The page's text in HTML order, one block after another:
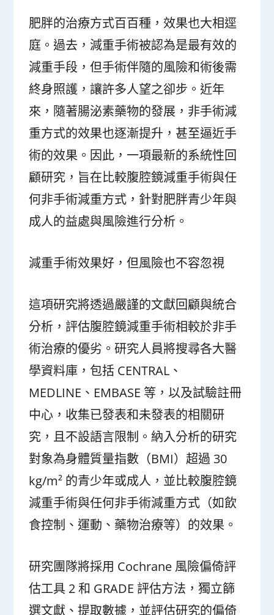
肥胖的治療方式百百種，效果也大相逕
庭。過去，減重手術被認為是最有效的
減重手段，但手術伴隨的風險和術後需
終身照護，讓許多人望之卻步。近年
來，隨著腸泌素藥物的發展，非手術減
重方式的效果也逐漸提升，甚至逼近手
術的效果。因此，一項最新的系統性回
顧研究，旨在比較腹腔鏡減重手術與任
何非手術減重方式，針對肥胖青少年與
成人的益處與風險進行分析。
減重手術效果好，但風險也不容忽視
這項研究將透過嚴謹的文獻回顧與統合
分析，評估腹腔鏡減重手術相較於非手
術治療的優劣。研究人員將搜尋各大醫
學資料庫，包括 CENTRAL、
MEDLINE、EMBASE 等，以及試驗註冊
中心，收集已發表和未發表的相關研
究，且不設語言限制。納入分析的研究
對象為身體質量指數（BMI）超過 30
kg/m² 的青少年或成人，並比較腹腔鏡
減重手術與任何非手術減重方式（如飲
食控制、運動、藥物治療等）的效果。
研究團隊將採用 Cochrane 風險偏倚評
估工具 2 和 GRADE 評估方法，獨立篩
選文獻、提取數據，並評估研究的偏倚